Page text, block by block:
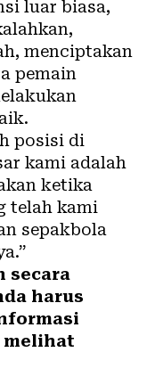
luar biasa,
menciptakan
pemain
posisi di
kami adalah
ketika
telah kami
sepakbola
secara
harus
melihat